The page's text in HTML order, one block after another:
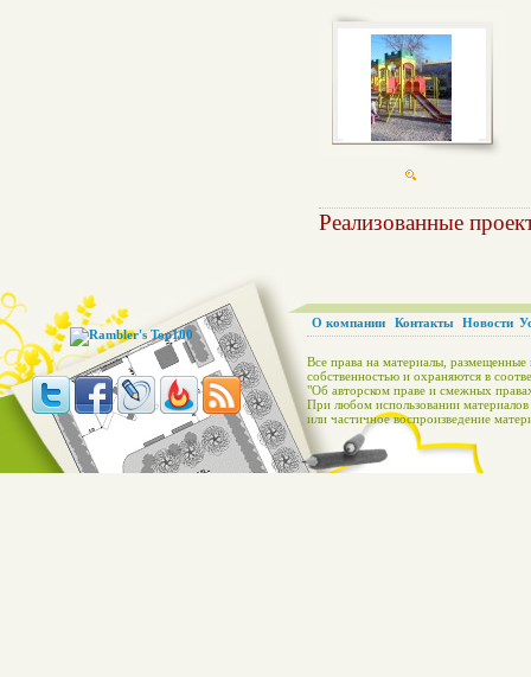
Реализованные
О компании Контакты Новости
Все права на материалы, размещенные
собственностью и охраняются в
"Об авторском праве и смежных
При любом использовании
или частичное воспроизведение